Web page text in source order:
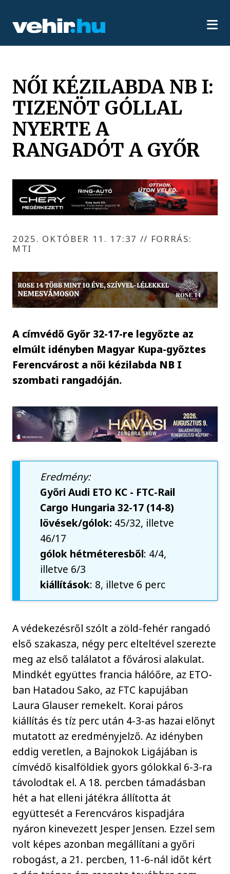
NŐI KÉZILABDA NB I:
TIZENÖT GÓLLAL
NYERTE A
RANGADÓT A GYŐR
2025. OKTÓBER 11. 17:37 // FORRÁS:
MTI
A címvédő Győr 32-17-re legyőzte az
elmúlt idényben Magyar Kupa-győztes
Ferencvárost a női kézilabda NB I
szombati rangadóján.
Eredmény:
Győri Audi ETO KC - FTC-Rail
Cargo Hungaria 32-17 (14-8)
lövések/gólok: 45/32, illetve
46/17
gólok hétméteresből: 4/4,
illetve 6/3
kiállítások: 8, illetve 6 perc
A védekezésről szólt a zöld-fehér rangadó
első szakasza, négy perc elteltével szerezte
meg az első találatot a fővárosi alakulat.
Mindkét együttes francia hálóőre, az ETO-
ban Hatadou Sako, az FTC kapujában
Laura Glauser remekelt. Korai páros
kiállítás és tíz perc után 4-3-as hazai előnyt
mutatott az eredményjelző. Az idényben
eddig veretlen, a Bajnokok Ligájában is
címvédő kisalföldiek gyors gólokkal 6-3-ra
távolodtak el. A 18. percben támadásban
hét a hat elleni játékra állította át
együttesét a Ferencváros kispadjára
nyáron kinevezett Jesper Jensen. Ezzel sem
volt képes azonban megállítani a győri
robogást, a 21. percben, 11-6-nál időt kért